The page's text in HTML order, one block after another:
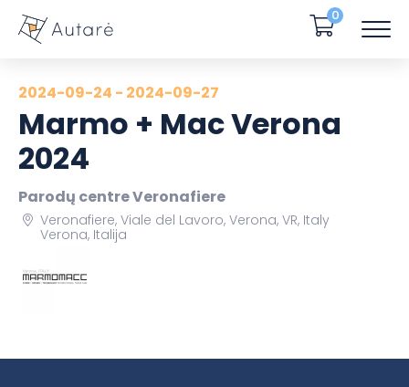
0
2024-09-24 - 2024-09-27
Marmo + Mac Verona
2024
Parodų centre Veronafiere
Veronafiere, Viale del Lavoro, Verona, VR, Italy
Verona, Italija